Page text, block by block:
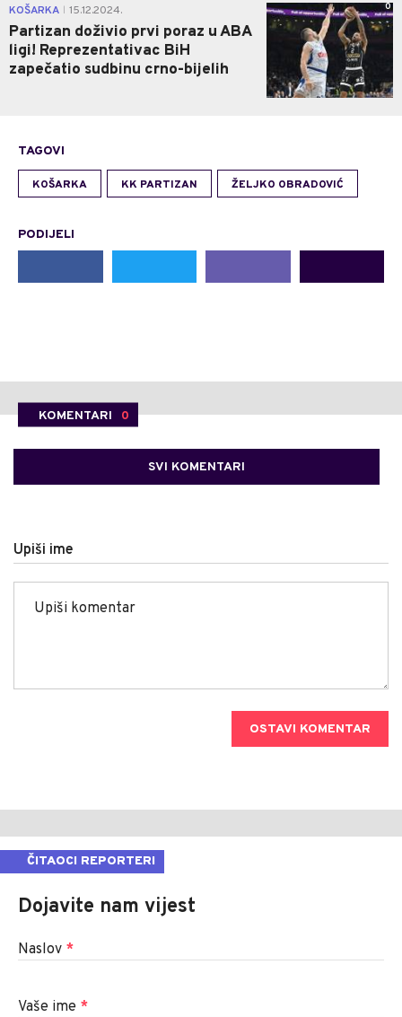
KOŠARKA 15.12.2024.
Partizan doživio prvi poraz u ABA
ligi! Reprezentativac BiH
zapečatio sudbinu crno-bijelih
0
TAGOVI
KOŠARKA KK PARTIZAN ŽELJKO OBRADOVIĆ
PODIJELI
KOMENTARI 0
SVI KOMENTARI
Upiši ime
OSTAVI KOMENTAR
ČITAOCI REPORTERI
Dojavite nam vijest
Naslov *
Vaše ime *